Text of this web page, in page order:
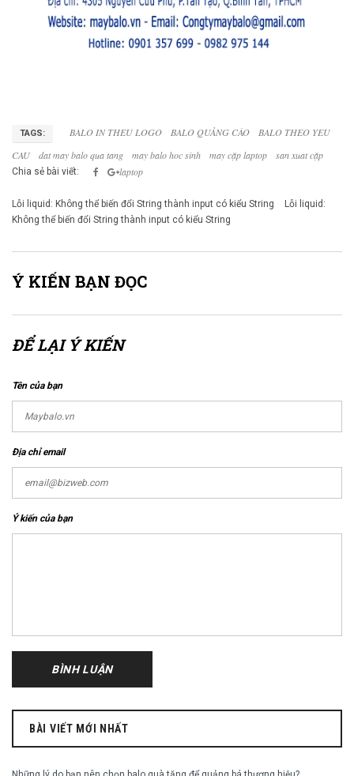
TAGS: BALO IN THEU LOGO BALO QUẢNG CÁO
BALO THEO YEU
CAU
dat may balo qua tang may balo hoc sinh may cặp laptop
san xuat cặp
laptop
Chia sẻ bài viết:
Lỗi liquid: Không thể biến đổi String thành input có kiểu String
Lỗi liquid:
Không thể biến đổi String thành input có kiểu String
Ý KIẾN BẠN ĐỌC
ĐỂ LẠI Ý KIẾN
Tên của bạn
Địa chỉ email
Ý kiến của bạn
BÀI VIẾT MỚI NHẤT